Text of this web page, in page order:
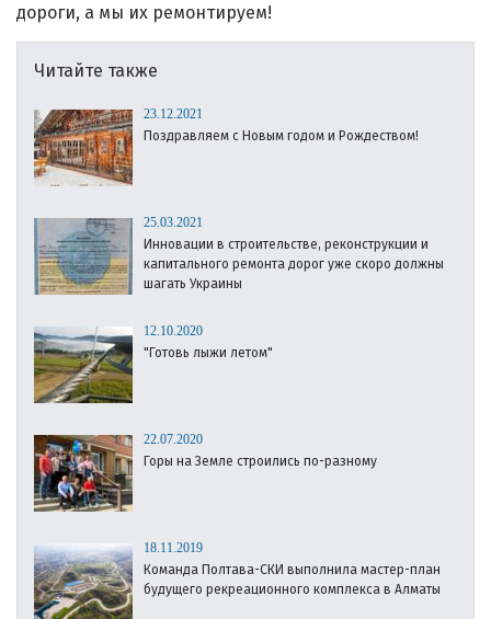
дороги, а мы их ремонтируем!
Читайте также
23.12.2021
Поздравляем с Новым годом и Рождеством!
25.03.2021
Инновации в строительстве, реконструкции и
капитального ремонта дорог уже скоро должны
шагать Украины
12.10.2020
"Готовь лыжи летом"
22.07.2020
Горы на Земле строились по-разному
18.11.2019
Команда Полтава-СКИ выполнила мастер-план
будущего рекреационного комплекса в Алматы